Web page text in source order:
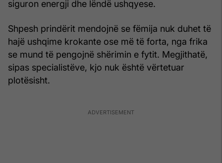
siguron energji dhe lëndë ushqyese.
Shpesh prindërit mendojnë se fëmija nuk duhet të
hajë ushqime krokante ose më të forta, nga frika
se mund të pengojnë shërimin e fytit. Megjithatë,
sipas specialistëve, kjo nuk është vërtetuar
plotësisht.